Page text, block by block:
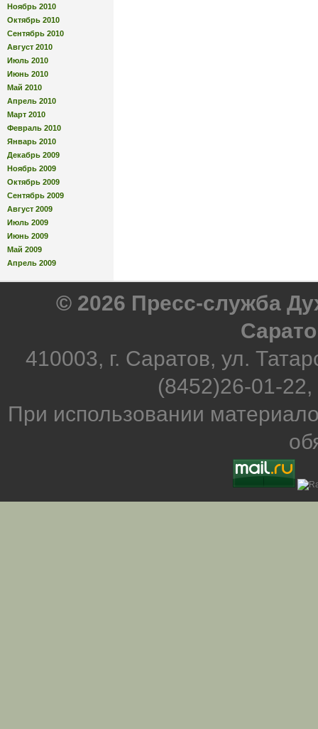
Ноябрь 2010
Октябрь 2010
Сентябрь 2010
Август 2010
Июль 2010
Июнь 2010
Май 2010
Апрель 2010
Март 2010
Февраль 2010
Январь 2010
Декабрь 2009
Ноябрь 2009
Октябрь 2009
Сентябрь 2009
Август 2009
Июль 2009
Июнь 2009
Май 2009
Апрель 2009
© 2026 Пресс-служба
410003, г. Саратов, ул.
(8452)26-01-
При использовании